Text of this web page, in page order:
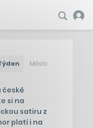
Měsíc
české
si na
satiru z
platí i na